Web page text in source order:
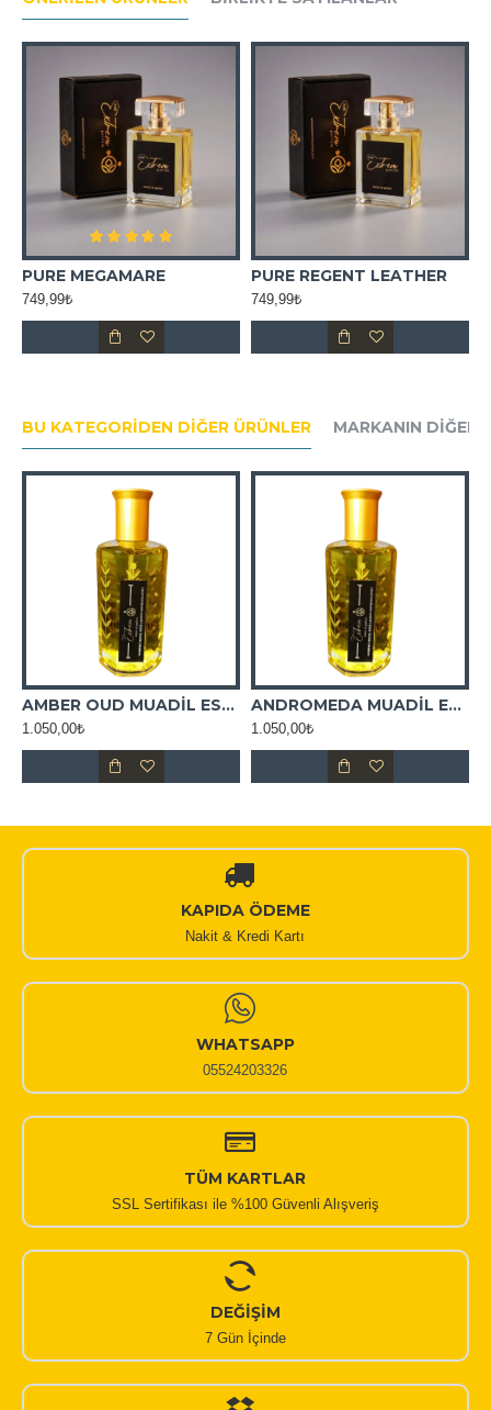
PURE MEGAMARE
749,99₺
PURE REGENT LEATHER
749,99₺
BU KATEGORIDEN DIĞER ÜRÜNLER MARKANIN DIĞER
AMBER OUD MUADİL ESANS
1.050,00₺
ANDROMEDA MUADİL ESANS
1.050,00₺
KAPIDA ÖDEME
Nakit & Kredi Kartı
WHATSAPP
05524203326
TÜM KARTLAR
SSL Sertifikası ile %100 Güvenli Alışveriş
DEĞİŞİM
7 Gün İçinde